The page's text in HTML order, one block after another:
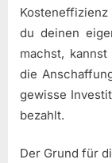
du deinen
machst,
die
gewisse
bezahlt.
Der Grund für